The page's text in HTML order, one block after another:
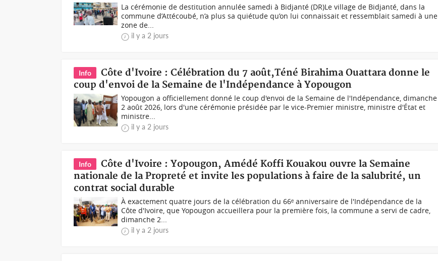
La cérémonie de destitution annulée samedi à Bidjanté (DR)Le village de Bidjanté, dans la
commune d’Attécoubé, n’a plus sa quiétude qu’on lui connaissait et ressemblait samedi à une
zone de...
il y a 2 jours
Info
Côte d'Ivoire : Célébration du 7 août,Téné Birahima Ouattara donne le
coup d'envoi de la Semaine de l'Indépendance à Yopougon
Yopougon a officiellement donné le coup d'envoi de la Semaine de l'Indépendance, dimanche
2 août 2026, lors d'une cérémonie présidée par le vice-Premier ministre, ministre d'État et
ministre...
il y a 2 jours
Info
Côte d'Ivoire : Yopougon, Amédé Koffi Kouakou ouvre la Semaine
nationale de la Propreté et invite les populations à faire de la salubrité, un
contrat social durable
À exactement quatre jours de la célébration du 66ᵉ anniversaire de l'Indépendance de la
Côte d'Ivoire, que Yopougon accueillera pour la première fois, la commune a servi de cadre,
dimanche 2...
il y a 2 jours